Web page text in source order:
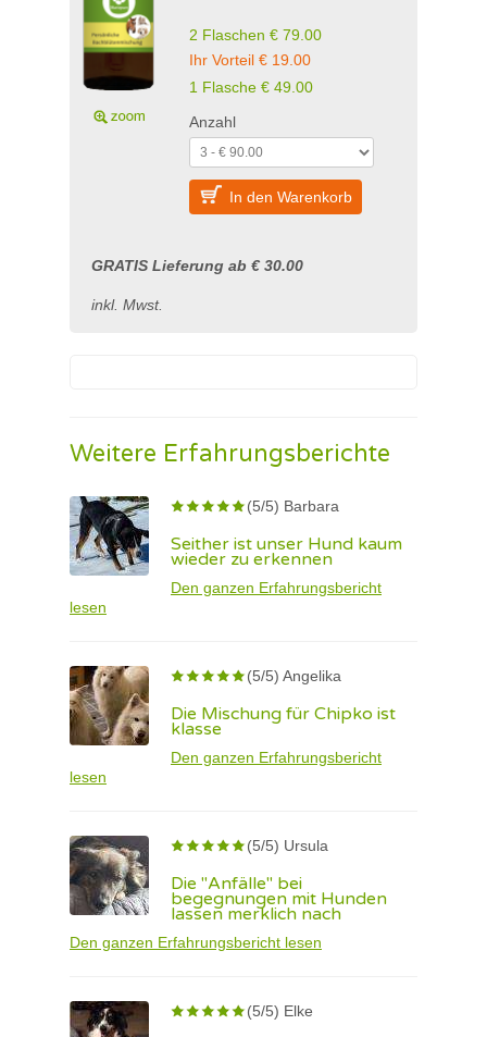
2 Flaschen € 79.00
Ihr Vorteil € 19.00
1 Flasche € 49.00
Anzahl
In den Warenkorb
GRATIS Lieferung ab € 30.00
inkl. Mwst.
Weitere Erfahrungsberichte
(5/5) Barbara
Seither ist unser Hund kaum
wieder zu erkennen
Den ganzen Erfahrungsbericht
lesen
(5/5) Angelika
Die Mischung für Chipko ist
klasse
Den ganzen Erfahrungsbericht
lesen
(5/5) Ursula
Die "Anfälle" bei
begegnungen mit Hunden
lassen merklich nach
Den ganzen Erfahrungsbericht lesen
(5/5) Elke